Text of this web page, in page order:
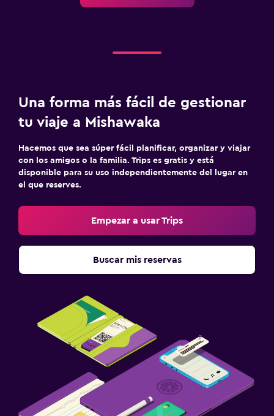
Una forma más fácil de gestionar
tu viaje a Mishawaka
Hacemos que sea súper fácil planificar, organizar y viajar
con los amigos o la familia. Trips es gratis y está
disponible para su uso independientemente del lugar en
el que reserves.
Empezar a usar Trips
Buscar mis reservas